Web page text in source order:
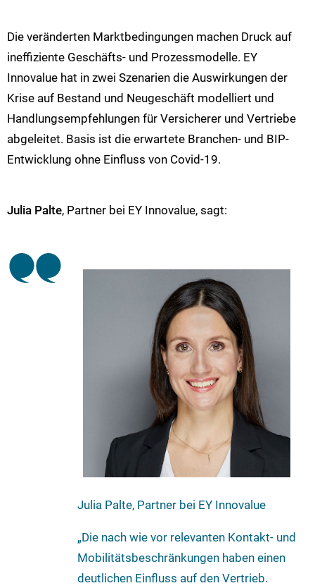
Die veränderten Marktbedingungen machen Druck auf
ineffiziente Geschäfts- und Prozessmodelle. EY
Innovalue hat in zwei Szenarien die Auswirkungen der
Krise auf Bestand und Neugeschäft modelliert und
Handlungsempfehlungen für Versicherer und Vertriebe
abgeleitet. Basis ist die erwartete Branchen- und BIP-
Entwicklung ohne Einfluss von Covid-19.
Julia Palte, Partner bei EY Innovalue, sagt:
Julia Palte, Partner bei EY Innovalue
„Die nach wie vor relevanten Kontakt- und
Mobilitätsbeschränkungen haben einen
deutlichen Einfluss auf den Vertrieb.